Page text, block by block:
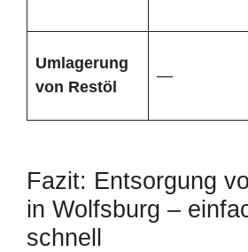
Umlagerung
von Restöl
—
Fazit: Entsorgung
in Wolfsburg –
schnell